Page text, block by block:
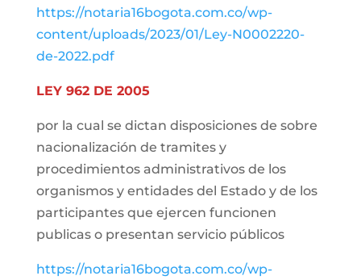
https://notaria16bogota.com.co/wp-
content/uploads/2023/01/Ley-N0002220-
de-2022.pdf
LEY 962 DE 2005
por la cual se dictan disposiciones de sobre
nacionalización de tramites y
procedimientos administrativos de los
organismos y entidades del Estado y de los
participantes que ejercen funcionen
publicas o presentan servicio públicos
https://notaria16bogota.com.co/wp-